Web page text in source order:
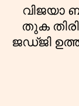
വിജയാ
തുക
ജഡ്ജി